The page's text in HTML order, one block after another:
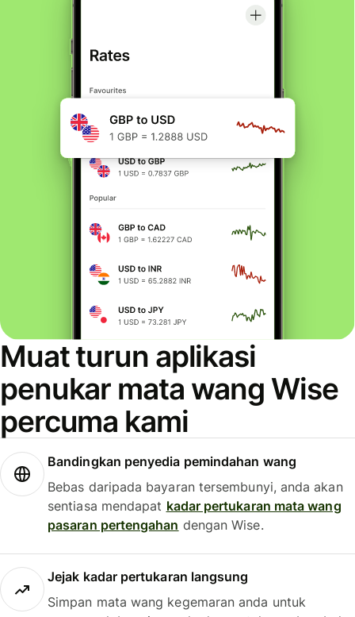
Muat turun aplikasi
penukar mata wang Wise
percuma kami
Bandingkan penyedia pemindahan wang
Bebas daripada bayaran tersembunyi, anda akan
sentiasa mendapat kadar pertukaran mata wang
pasaran pertengahan dengan Wise.
Jejak kadar pertukaran langsung
Simpan mata wang kegemaran anda untuk